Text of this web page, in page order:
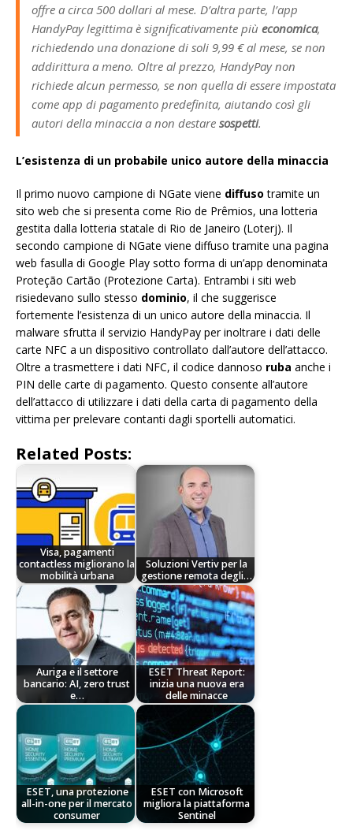
offre a circa 500 dollari al mese. D’altra parte, l’app
HandyPay legittima è significativamente più economica,
richiedendo una donazione di soli 9,99 € al mese, se non
addirittura a meno. Oltre al prezzo, HandyPay non
richiede alcun permesso, se non quella di essere impostata
come app di pagamento predefinita, aiutando così gli
autori della minaccia a non destare sospetti.
L’esistenza di un probabile unico autore della minaccia
Il primo nuovo campione di NGate viene diffuso tramite un
sito web che si presenta come Rio de Prêmios, una lotteria
gestita dalla lotteria statale di Rio de Janeiro (Loterj). Il
secondo campione di NGate viene diffuso tramite una pagina
web fasulla di Google Play sotto forma di un’app denominata
Proteção Cartão (Protezione Carta). Entrambi i siti web
risiedevano sullo stesso dominio, il che suggerisce
fortemente l’esistenza di un unico autore della minaccia. Il
malware sfrutta il servizio HandyPay per inoltrare i dati delle
carte NFC a un dispositivo controllato dall’autore dell’attacco.
Oltre a trasmettere i dati NFC, il codice dannoso ruba anche i
PIN delle carte di pagamento. Questo consente all’autore
dell’attacco di utilizzare i dati della carta di pagamento della
vittima per prelevare contanti dagli sportelli automatici.
Related Posts:
Visa, pagamenti
contactless migliorano la
mobilità urbana
Soluzioni Vertiv per la
gestione remota degli…
Auriga e il settore
bancario: AI, zero trust
e…
ESET Threat Report:
inizia una nuova era
delle minacce
ESET, una protezione
all-in-one per il mercato
consumer
ESET con Microsoft
migliora la piattaforma
Sentinel